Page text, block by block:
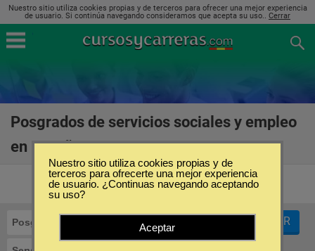
Nuestro sitio utiliza cookies propias y de terceros para ofrecer una mejor experiencia
de usuario. Si continúa navegando consideramos que acepta su uso.. Cerrar
Posgrados de servicios sociales y empleo
en España
Posgrados FILTRAR
Nuestro sitio utiliza cookies propias y de
terceros para ofrecerte una mejor experiencia
de usuario. ¿Continuas navegando aceptando
su uso?
Aceptar